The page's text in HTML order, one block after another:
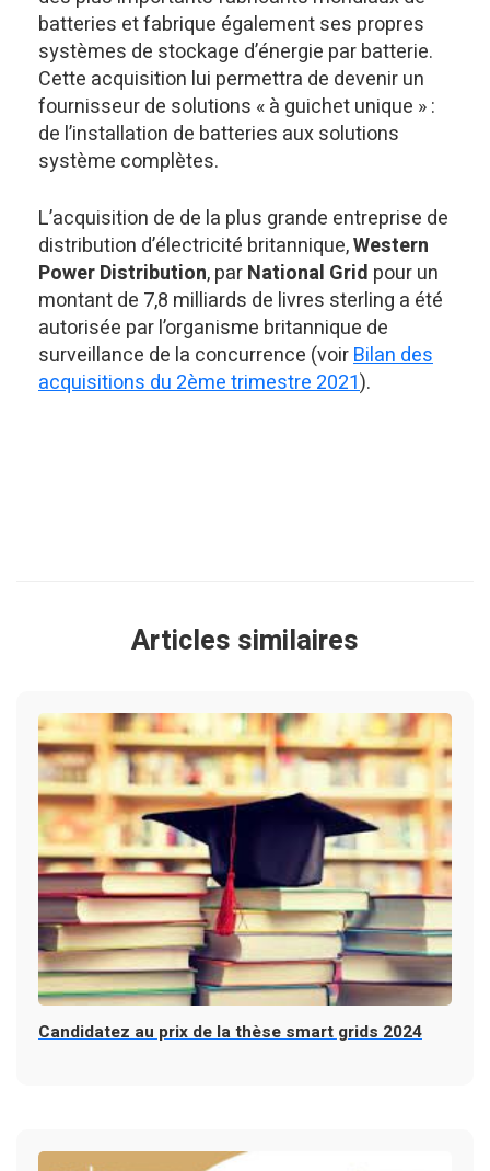
batteries et fabrique également ses propres
systèmes de stockage d’énergie par batterie.
Cette acquisition lui permettra de devenir un
fournisseur de solutions « à guichet unique » :
de l’installation de batteries aux solutions
système complètes.
L’acquisition de de la plus grande entreprise de
distribution d’électricité britannique,Western
Power Distribution, parNational Grid pour un
montant de 7,8 milliards de livres sterling a été
autorisée par l’organisme britannique de
surveillance de la concurrence (voirBilan des
acquisitions du 2ème trimestre 2021).
Articles similaires
Candidatez au prix de la thèse smart grids 2024